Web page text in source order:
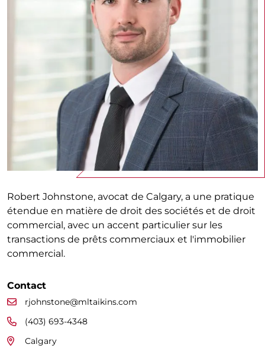
Robert Johnstone, avocat de Calgary, a une pratique
étendue en matière de droit des sociétés et de droit
commercial, avec un accent particulier sur les
transactions de prêts commerciaux et l'immobilier
commercial.
Contact
rjohnstone@mltaikins.com
(403) 693-4348
Calgary